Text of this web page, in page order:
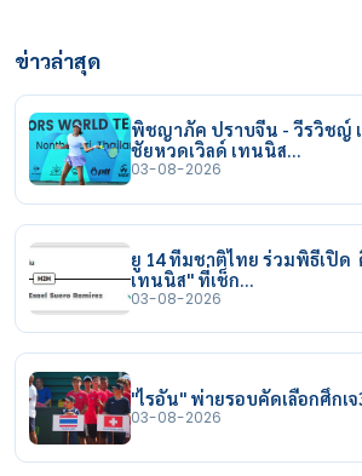
ข่าวล่าสุด
พิชญาภัค ปราบจีน - วีรวิชญ์
ชัยหวดเวิลด์ เทนนิส…
03-08-2026
ยู 14 ทีมชาติไทย ร่วมพิธีเปิด
เทนนิส" ที่เช็ก…
03-08-2026
"ไรอัน" พ่ายรอบคัดเลือกศึกเ
03-08-2026